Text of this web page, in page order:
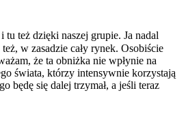
też dzięki naszej grupie. Ja nadal
w zasadzie cały rynek. Osobiście
że ta obniżka nie wpłynie na
świata, którzy intensywnie korzystają
będę się dalej trzymał, a jeśli teraz